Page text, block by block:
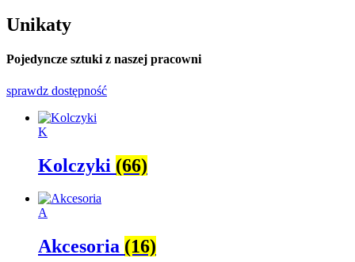
Unikaty
Pojedyncze sztuki z naszej pracowni
sprawdz dostępność
K
Kolczyki (66)
A
Akcesoria (16)